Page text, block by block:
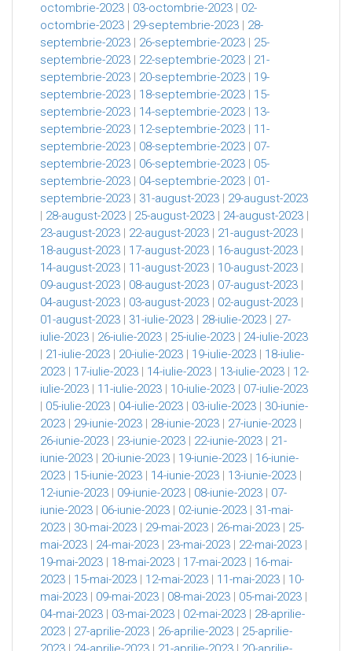
octombrie-2023 | 03-octombrie-2023 | 02-
octombrie-2023 | 29-septembrie-2023 | 28-
septembrie-2023 | 26-septembrie-2023 | 25-
septembrie-2023 | 22-septembrie-2023 | 21-
septembrie-2023 | 20-septembrie-2023 | 19-
septembrie-2023 | 18-septembrie-2023 | 15-
septembrie-2023 | 14-septembrie-2023 | 13-
septembrie-2023 | 12-septembrie-2023 | 11-
septembrie-2023 | 08-septembrie-2023 | 07-
septembrie-2023 | 06-septembrie-2023 | 05-
septembrie-2023 | 04-septembrie-2023 | 01-
septembrie-2023 | 31-august-2023 | 29-august-2023
| 28-august-2023 | 25-august-2023 | 24-august-2023 |
23-august-2023 | 22-august-2023 | 21-august-2023 |
18-august-2023 | 17-august-2023 | 16-august-2023 |
14-august-2023 | 11-august-2023 | 10-august-2023 |
09-august-2023 | 08-august-2023 | 07-august-2023 |
04-august-2023 | 03-august-2023 | 02-august-2023 |
01-august-2023 | 31-iulie-2023 | 28-iulie-2023 | 27-
iulie-2023 | 26-iulie-2023 | 25-iulie-2023 | 24-iulie-2023
| 21-iulie-2023 | 20-iulie-2023 | 19-iulie-2023 | 18-iulie-
2023 | 17-iulie-2023 | 14-iulie-2023 | 13-iulie-2023 | 12-
iulie-2023 | 11-iulie-2023 | 10-iulie-2023 | 07-iulie-2023
| 05-iulie-2023 | 04-iulie-2023 | 03-iulie-2023 | 30-iunie-
2023 | 29-iunie-2023 | 28-iunie-2023 | 27-iunie-2023 |
26-iunie-2023 | 23-iunie-2023 | 22-iunie-2023 | 21-
iunie-2023 | 20-iunie-2023 | 19-iunie-2023 | 16-iunie-
2023 | 15-iunie-2023 | 14-iunie-2023 | 13-iunie-2023 |
12-iunie-2023 | 09-iunie-2023 | 08-iunie-2023 | 07-
iunie-2023 | 06-iunie-2023 | 02-iunie-2023 | 31-mai-
2023 | 30-mai-2023 | 29-mai-2023 | 26-mai-2023 | 25-
mai-2023 | 24-mai-2023 | 23-mai-2023 | 22-mai-2023 |
19-mai-2023 | 18-mai-2023 | 17-mai-2023 | 16-mai-
2023 | 15-mai-2023 | 12-mai-2023 | 11-mai-2023 | 10-
mai-2023 | 09-mai-2023 | 08-mai-2023 | 05-mai-2023 |
04-mai-2023 | 03-mai-2023 | 02-mai-2023 | 28-aprilie-
2023 | 27-aprilie-2023 | 26-aprilie-2023 | 25-aprilie-